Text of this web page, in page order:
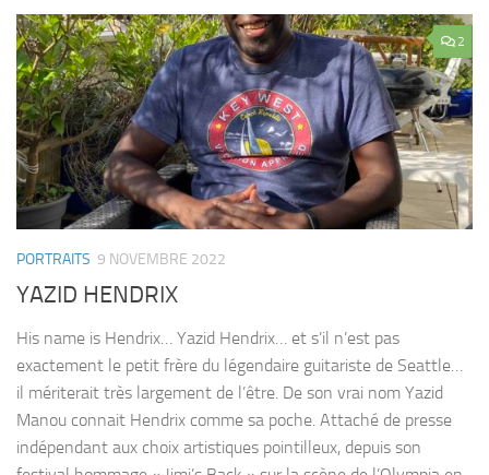
2
PORTRAITS 9 NOVEMBRE 2022
YAZID HENDRIX
His name is Hendrix… Yazid Hendrix… et s’il n’est pas
exactement le petit frère du légendaire guitariste de Seattle…
il mériterait très largement de l’être. De son vrai nom Yazid
Manou connait Hendrix comme sa poche. Attaché de presse
indépendant aux choix artistiques pointilleux, depuis son